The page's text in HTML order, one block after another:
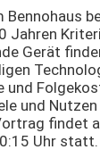
Bennohaus
Jahren
Gerät
und
und
findet
Uhr